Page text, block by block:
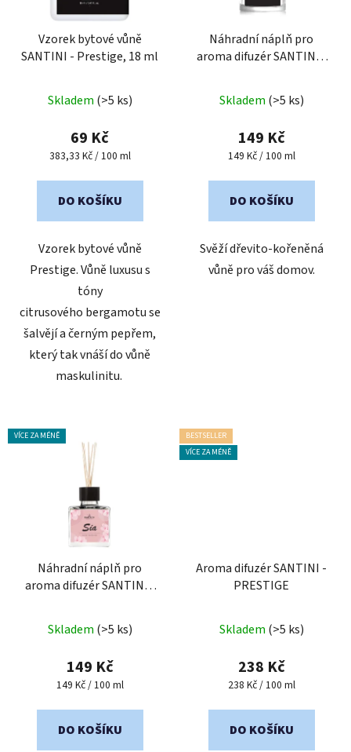
Vzorek bytové vůně
SANTINI - Prestige, 18 ml
hodnocení
produktu
je
z
Skladem (>5 ks)
69 Kč
Měrná
383,33 Kč / 100 ml
DO KOŠÍKU
Vzorek bytové vůně
Prestige. Vůně luxusu s
tóny
citrusového bergamotu se
šalvějí a černým pepřem,
který tak vnáší do vůně
maskulinitu.
Náhradní náplň pro
aroma difuzér SANTINI -
hodnocení
produktu
je
z
Skladem (>5 ks)
149 Kč
Měrná
149 Kč / 100 ml
DO KOŠÍKU
Svěží dřevito-kořeněná
vůně pro váš domov.
VÍCE ZA MÉNĚ
Náhradní náplň pro
aroma difuzér SANTINI -
hodnocení
produktu
je
z
Skladem (>5 ks)
149 Kč
Měrná
149 Kč / 100 ml
DO KOŠÍKU
BESTSELLER
VÍCE ZA MÉNĚ
Aroma difuzér SANTINI -
PRESTIGE
hodnocení
produktu
je
z
Skladem (>5 ks)
238 Kč
Měrná
238 Kč / 100 ml
DO KOŠÍKU